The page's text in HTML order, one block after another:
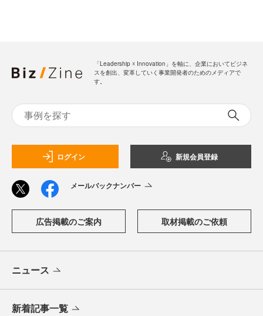
「Leadership ☓ Innovation」を軸に、企業においてビジネ
スを創出、変革していく事業開発者のためのメディアで
す。
ログイン 新規会員登録
メールバックナンバー
広告掲載のご案内 取材掲載のご依頼
ニュース
新着記事一覧